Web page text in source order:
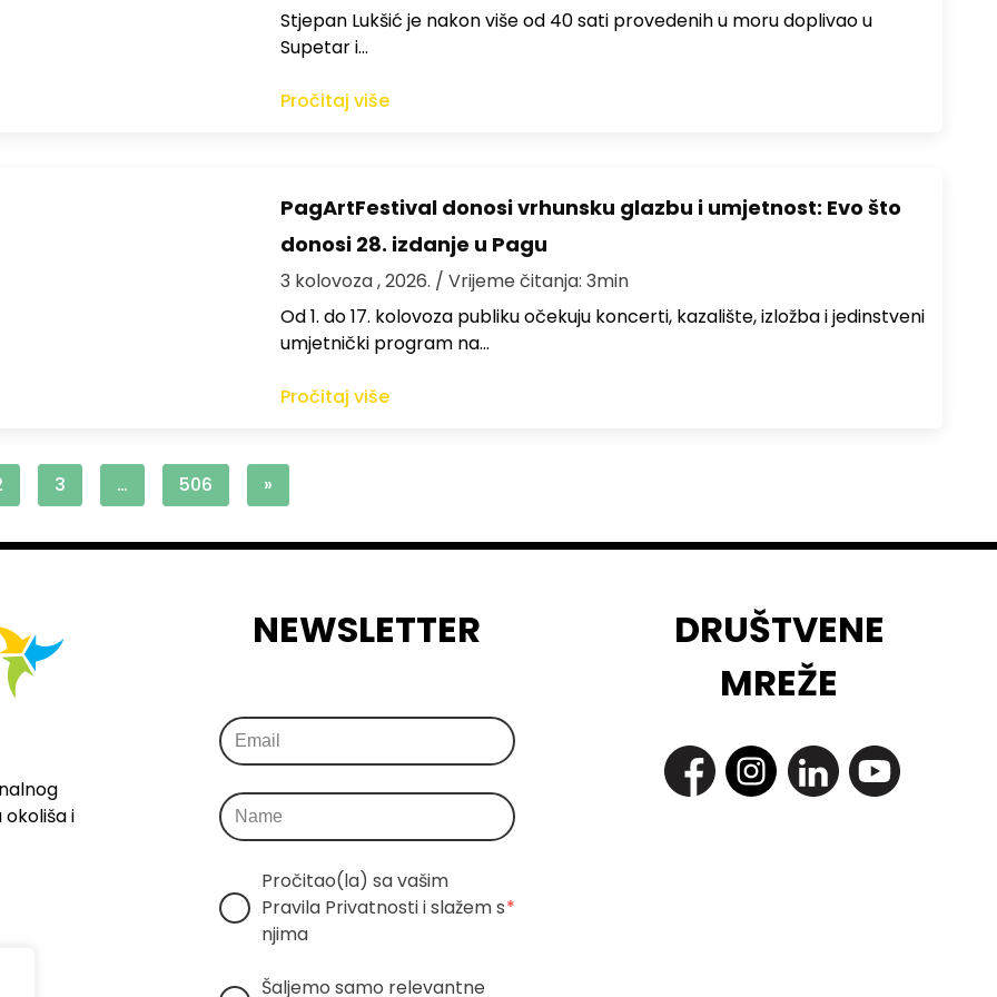
St​jepan Lukšić je nakon više od 40 sati provedenih u moru doplivao u
Supetar i…
Pročitaj više
PagArtFestival donosi vrhunsku glazbu i umjetnost: Evo što
donosi 28. izdanje u Pagu
3 kolovoza , 2026. / Vrijeme čitanja: 3min
Od 1. do 17. kolovoza publiku očekuju koncerti, kazalište, izložba i jedinstveni
umjetnički program na…
Pročitaj više
3 … 506 »
i
NEWSLETTER
Pročitao(la) sa vašim
Pravila Privatnosti i slažem s
njima
*
Šaljemo samo relevantne
DRUŠTVENE
MREŽE